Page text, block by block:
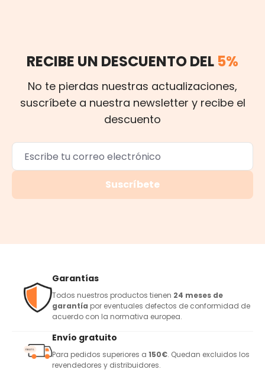
RECIBE UN DESCUENTO DEL 5%
No te pierdas nuestras actualizaciones,
suscríbete a nuestra newsletter y recibe el
descuento
Suscríbete
Garantías
Todos nuestros productos tienen 24 meses de
garantía por eventuales defectos de conformidad de
acuerdo con la normativa europea.
Envío gratuito
Para pedidos superiores a 150€. Quedan excluidos los
revendedores y distribuidores.